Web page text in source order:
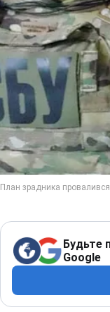
Будьте
Google